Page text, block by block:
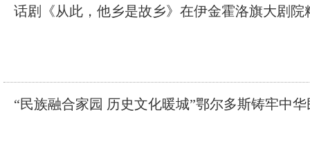
话剧《从此，他乡是故乡》在伊金霍洛旗大剧院
“民族融合家园 历史文化暖城”鄂尔多斯铸牢中